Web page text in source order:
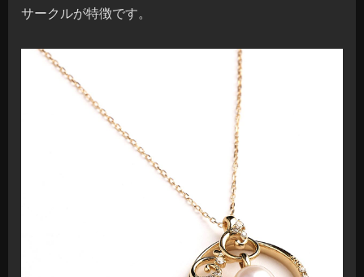
サークルが特徴です。